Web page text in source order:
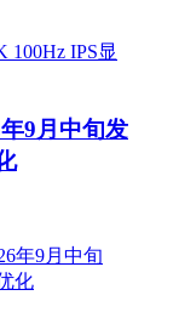
9月中旬发